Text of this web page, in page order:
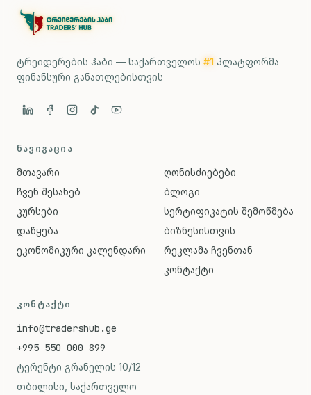
ტრეიდერების ჰაბი — საქართველოს #1 პლატფორმა
ფინანსური განათლებისთვის
ᲜᲐᲕᲘᲒᲐᲪᲘᲐ
მთავარი
ჩვენ შესახებ
კურსები
დაწყება
ეკონომიკური კალენდარი
ღონისძიებები
ბლოგი
სერტიფიკატის შემოწმება
ბიზნესისთვის
რეკლამა ჩვენთან
კონტაქტი
ᲙᲝᲜᲢᲐᲥᲢᲘ
info@tradershub.ge
+995 550 000 899
ტერენტი გრანელის 10/12
თბილისი, საქართველო